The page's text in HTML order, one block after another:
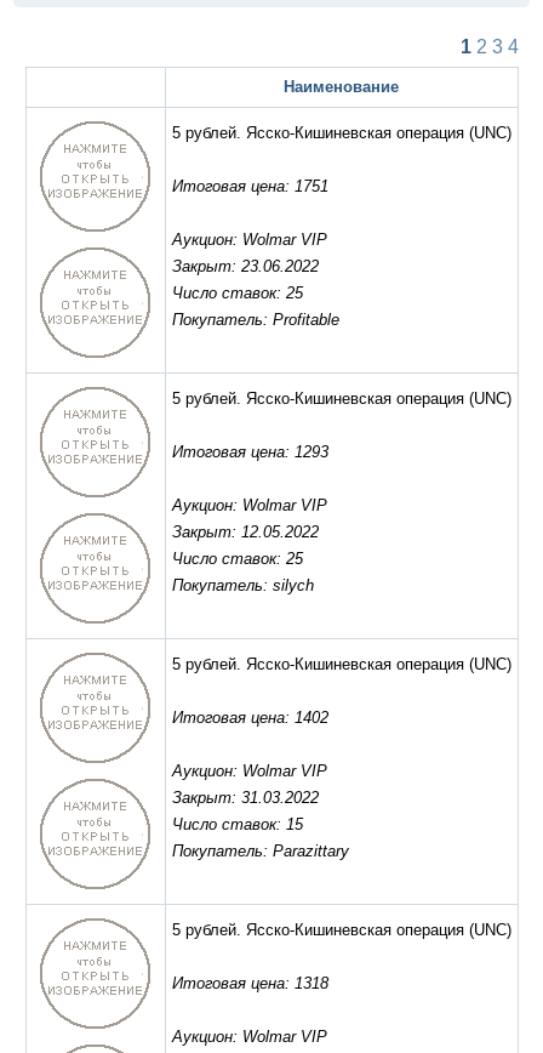
1 2 3 4
Наименование
5 рублей. Ясско-Кишиневская операция(UNC)
Итоговая цена: 1751
Аукцион: Wolmar VIP
Закрыт: 23.06.2022
Число ставок: 25
Покупатель: Profitable
5 рублей. Ясско-Кишиневская операция(UNC)
Итоговая цена: 1293
Аукцион: Wolmar VIP
Закрыт: 12.05.2022
Число ставок: 25
Покупатель: silych
5 рублей. Ясско-Кишиневская операция(UNC)
Итоговая цена: 1402
Аукцион: Wolmar VIP
Закрыт: 31.03.2022
Число ставок: 15
Покупатель: Parazittary
5 рублей. Ясско-Кишиневская операция(UNC)
Итоговая цена: 1318
Аукцион: Wolmar VIP